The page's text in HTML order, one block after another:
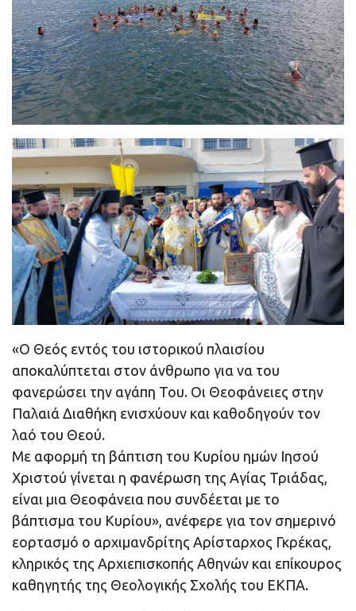
«Ο Θεός εντός του ιστορικού πλαισίου
αποκαλύπτεται στον άνθρωπο για να του
φανερώσει την αγάπη Του. Οι Θεοφάνειες στην
Παλαιά Διαθήκη ενισχύουν και καθοδηγούν τον
λαό του Θεού.
Με αφορμή τη βάπτιση του Κυρίου ημών Ιησού
Χριστού γίνεται η φανέρωση της Αγίας Τριάδας,
είναι μια Θεοφάνεια που συνδέεται με το
βάπτισμα του Κυρίου», ανέφερε για τον σημερινό
εορτασμό ο αρχιμανδρίτης Αρίσταρχος Γκρέκας,
κληρικός της Αρχιεπισκοπής Αθηνών και επίκουρος
καθηγητής της Θεολογικής Σχολής του ΕΚΠΑ.